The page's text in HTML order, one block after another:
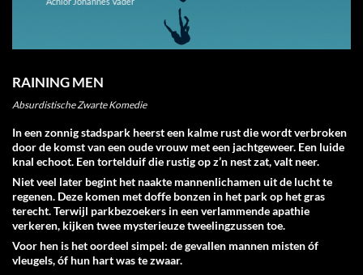
RAINING MEN
Absurdistische Zwarte Komedie
In een zonnig stadspark heerst een kalme rust die wordt verbroken
door de komst van een oude vrouw met een jachtgeweer. Een luide
knal echoot. Een tortelduif die rustig op z’n nest zat, valt neer.
Niet veel later begint het naakte mannenlichamen uit de lucht te
regenen. Deze komen met doffe bonzen in het park op het gras
terecht. Terwijl parkbezoekers in een verlammende apathie
verkeren, kijken twee mysterieuze tweelingzussen toe.
Voor hen is het oordeel simpel: de gevallen mannen misten óf
vleugels, óf hun hart was te zwaar.